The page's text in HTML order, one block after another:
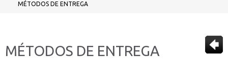
MÉTODOS DE ENTREGA
MÉTODOS DE ENTREGA